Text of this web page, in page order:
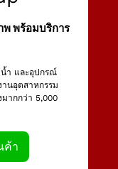
พ พร้อมบริการ
ำ และอุปกรณ์
านอุตสาหกรรม
ากกว่า 5,000
ค้า